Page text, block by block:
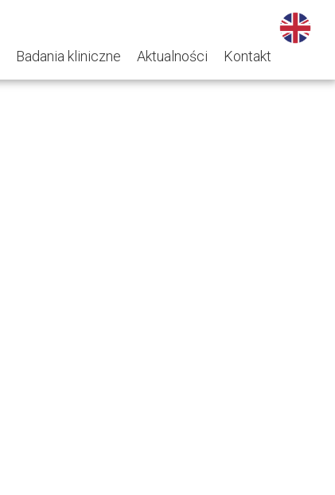
Badania kliniczne Aktualności Kontakt